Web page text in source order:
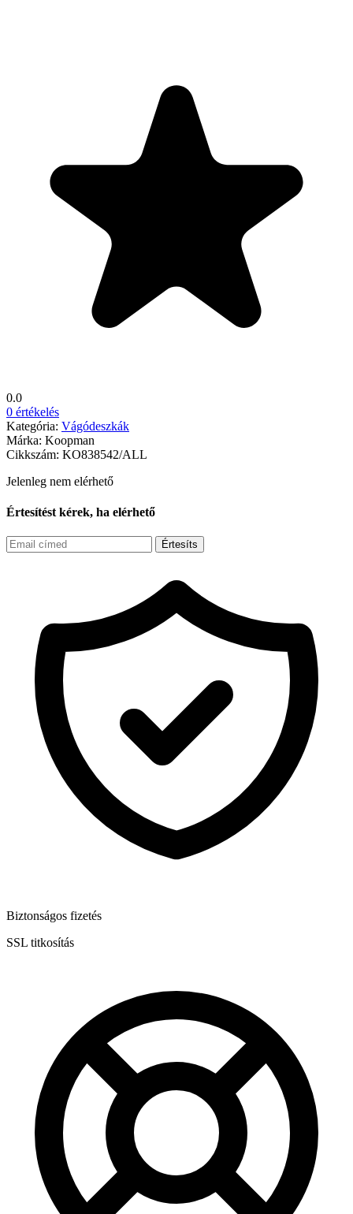
0.0
0 értékelés
Kategória: Vágódeszkák
Márka: Koopman
Cikkszám: KO838542/ALL
Jelenleg nem elérhető
Értesítést kérek, ha elérhető
Értesíts
Biztonságos fizetés
SSL titkosítás